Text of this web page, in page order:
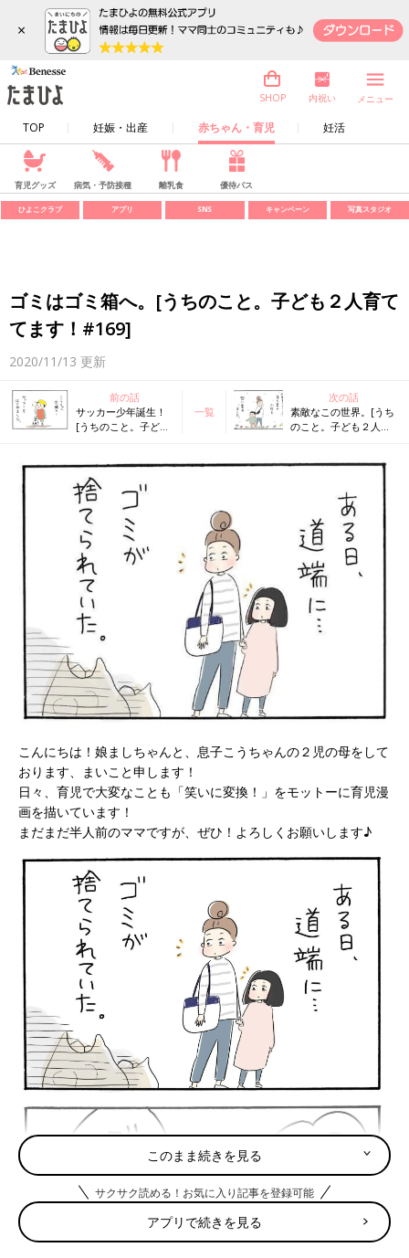
×
TOP 妊娠・出産 赤ちゃん・育児 妊活
SHOP 内祝い メニュー
育児グッズ 病気・予防接種 離乳食 優待パス
ひよこクラブ アプリ SNS キャンペーン 写真スタジオ
ゴミはゴミ箱へ。[うちのこと。子ども２人育て
てます！#169]
2020/11/13 更新
前の話
サッカー少年誕生！
[うちのこと。子ども
一覧
次の話
素敵なこの世界。[うち
のこと。子ども２人育
こんにちは！娘ましちゃんと、息子こうちゃんの２児の母をして
おります、まいこと申します！
日々、育児で大変なことも「笑いに変換！」をモットーに育児漫
画を描いています！
まだまだ半人前のママですが、ぜひ！よろしくお願いします♪
このまま続きを見る
サクサク読める！お気に入り記事を登録可能
アプリで続きを見る